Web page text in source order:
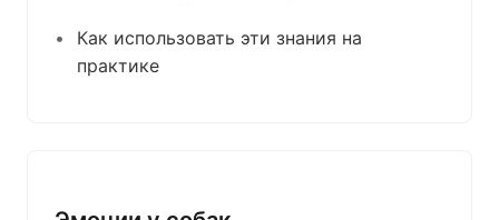
Как использовать эти знания на
практике